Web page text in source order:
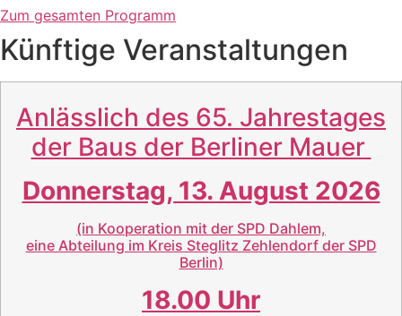
Zum gesamten Programm
Künftige Veranstaltungen
Anlässlich des 65. Jahrestages
der Baus der Berliner Mauer
Donnerstag, 13. August 2026
(in Kooperation mit der SPD Dahlem,
eine Abteilung im Kreis Steglitz Zehlendorf der SPD
Berlin)
18.00 Uhr